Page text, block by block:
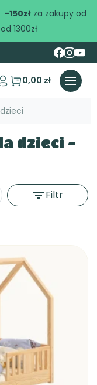
-150złza zakupy od
1300zł
0,00 zł
dzieci -
filter_listFiltr